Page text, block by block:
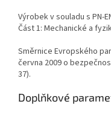
Výrobek v souladu s PN-
Část 1: Mechanické a
Směrnice Evropského
června 2009 o
37).
Doplňkové